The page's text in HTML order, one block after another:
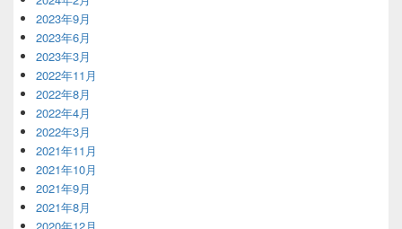
2023年9月
2023年6月
2023年3月
2022年11月
2022年8月
2022年4月
2022年3月
2021年11月
2021年10月
2021年9月
2021年8月
2020年12月